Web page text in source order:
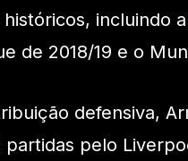
incluindo
de 2018/19 e o
defensiva,
partidas pelo